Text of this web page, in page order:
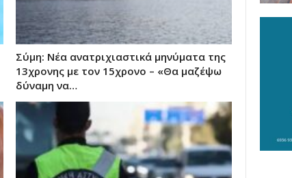
Σύμη: Nέα ανατριχιαστικά μηνύματα της
13χρονης με τον 15χρονο – «Θα μαζέψω
δύναμη να…